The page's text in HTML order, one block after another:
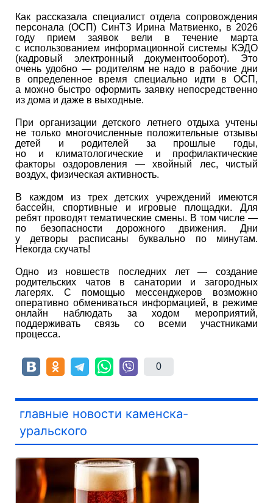
Как рассказала специалист отдела сопровождения
персонала (ОСП) СинТЗ Ирина Матвиенко, в 2026
году прием заявок вели в течение марта
с использованием информационной системы КЭДО
(кадровый электронный документооборот). Это
очень удобно — родителям не надо в рабочие дни
в определенное время специально идти в ОСП,
а можно быстро оформить заявку непосредственно
из дома и даже в выходные.
При организации детского летнего отдыха учтены
не только многочисленные положительные отзывы
детей и родителей за прошлые годы,
но и климатологические и профилактические
факторы оздоровления — хвойный лес, чистый
воздух, физическая активность.
В каждом из трех детских учреждений имеются
бассейн, спортивные и игровые площадки. Для
ребят проводят тематические смены. В том числе —
по безопасности дорожного движения. Дни
у детворы расписаны буквально по минутам.
Некогда скучать!
Одно из новшеств последних лет — создание
родительских чатов в санатории и загородных
лагерях. С помощью мессенджеров возможно
оперативно обмениваться информацией, в режиме
онлайн наблюдать за ходом мероприятий,
поддерживать связь со всеми участниками
процесса.
0
главные новости каменска-
уральского